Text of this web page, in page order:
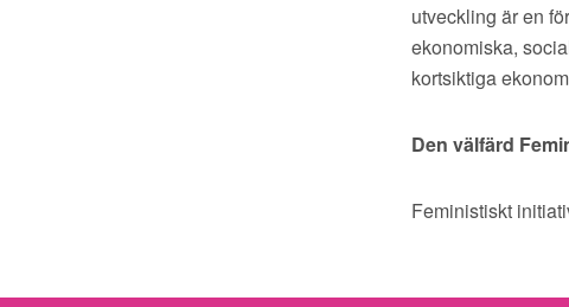
utveckling är en
ekonomiska,
kortsiktiga
Den välfärd
Feministiskt